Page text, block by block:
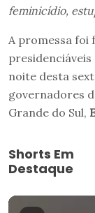
feminicídio,
A promessa foi
presidenciáveis
noite desta
governadores
Grande do Sul,
Shorts Em
Destaque